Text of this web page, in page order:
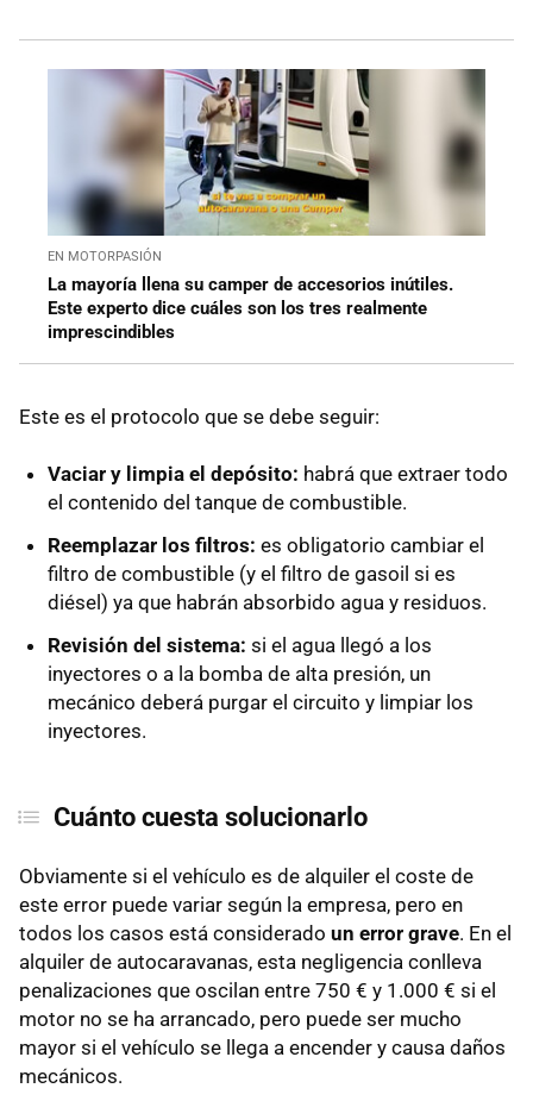
EN MOTORPASIÓN
La mayoría llena su camper de accesorios inútiles.
Este experto dice cuáles son los tres realmente
imprescindibles
Este es el protocolo que se debe seguir:
Vaciar y limpia el depósito: habrá que extraer todo
el contenido del tanque de combustible.
Reemplazar los filtros: es obligatorio cambiar el
filtro de combustible (y el filtro de gasoil si es
diésel) ya que habrán absorbido agua y residuos.
Revisión del sistema: si el agua llegó a los
inyectores o a la bomba de alta presión, un
mecánico deberá purgar el circuito y limpiar los
inyectores.
Cuánto cuesta solucionarlo
Obviamente si el vehículo es de alquiler el coste de
este error puede variar según la empresa, pero en
todos los casos está considerado un error grave. En el
alquiler de autocaravanas, esta negligencia conlleva
penalizaciones que oscilan entre 750 € y 1.000 € si el
motor no se ha arrancado, pero puede ser mucho
mayor si el vehículo se llega a encender y causa daños
mecánicos.